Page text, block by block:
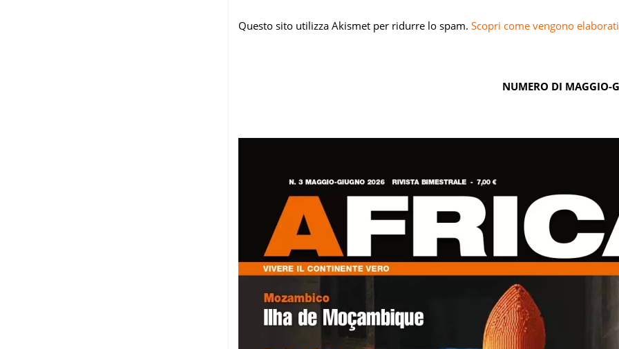
Questo sito utilizza Akismet per ridurre lo spam. Scopri come vengono
NUMERO DI MAGGIO-